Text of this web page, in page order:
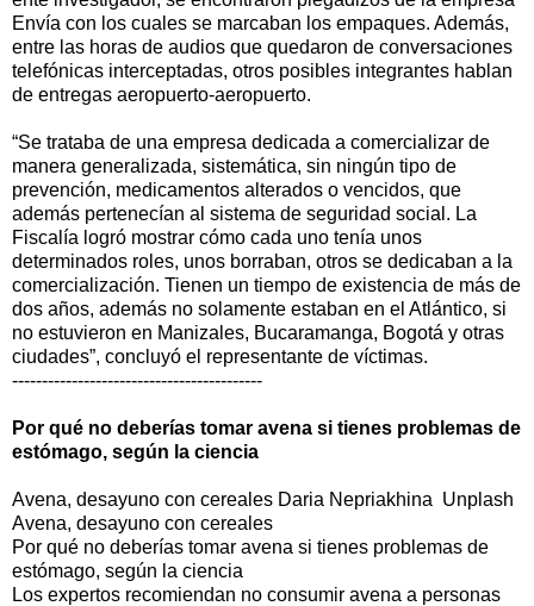
Envía con los cuales se marcaban los empaques. Además,
entre las horas de audios que quedaron de conversaciones
telefónicas interceptadas, otros posibles integrantes hablan
de entregas aeropuerto-aeropuerto.
“Se trataba de una empresa dedicada a comercializar de
manera generalizada, sistemática, sin ningún tipo de
prevención, medicamentos alterados o vencidos, que
además pertenecían al sistema de seguridad social. La
Fiscalía logró mostrar cómo cada uno tenía unos
determinados roles, unos borraban, otros se dedicaban a la
comercialización. Tienen un tiempo de existencia de más de
dos años, además no solamente estaban en el Atlántico, si
no estuvieron en Manizales, Bucaramanga, Bogotá y otras
ciudades”, concluyó el representante de víctimas.
------------------------------------------
Por qué no deberías tomar avena si tienes problemas de
estómago, según la ciencia
Avena, desayuno con cereales Daria Nepriakhina Unplash
Avena, desayuno con cereales
Por qué no deberías tomar avena si tienes problemas de
estómago, según la ciencia
Los expertos recomiendan no consumir avena a personas